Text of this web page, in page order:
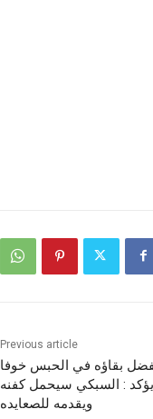
Previous article
بقاؤه في الحبس خوفا
: السبكي سيحمل كفنه
ويقدمه للصعايده